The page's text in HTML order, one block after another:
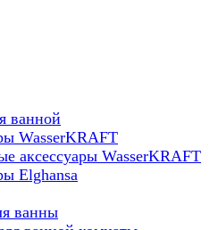
ванной
WasserKRAFT
аксессуары WasserKRAFT
Elghansa
ванны